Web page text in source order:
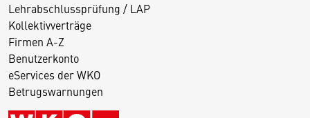
Lehrabschlussprüfung / LAP
Kollektivverträge
Firmen A-Z
Benutzerkonto
eServices der WKO
Betrugswarnungen